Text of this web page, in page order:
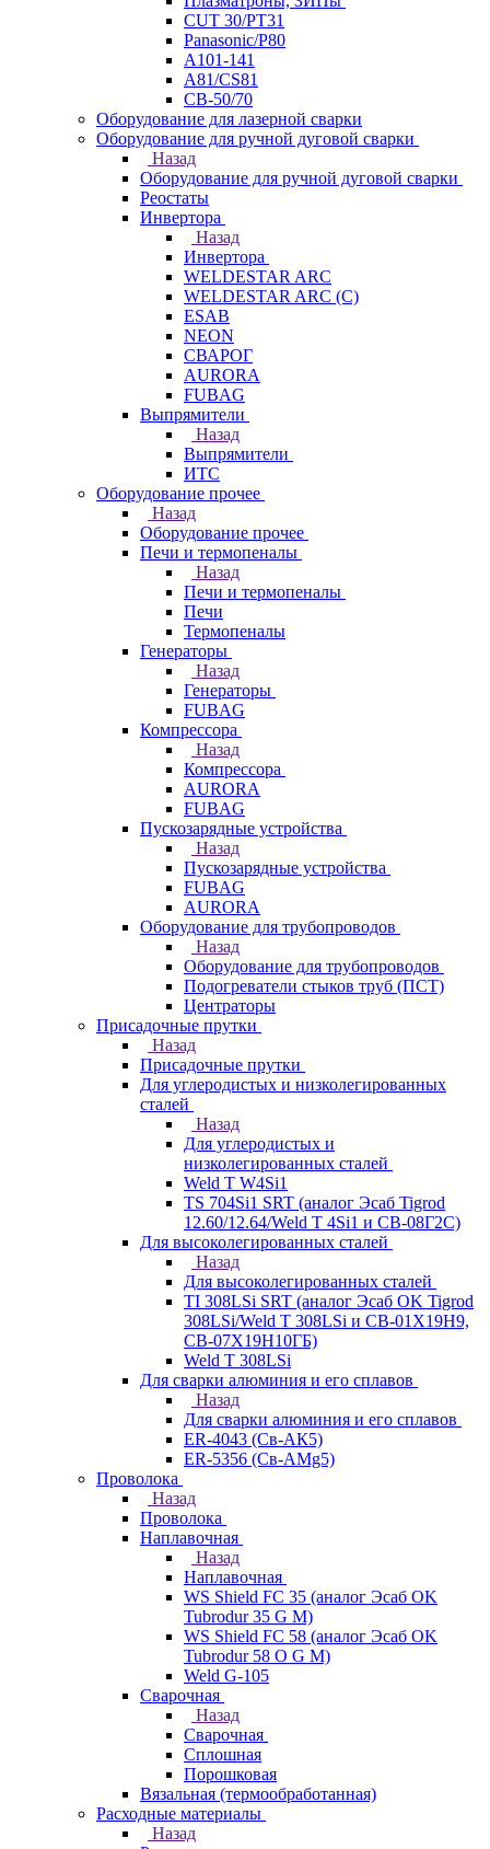
CUT 30/PT31
Panasonic/P80
А101-141
А81/CS81
СВ-50/70
Оборудование для лазерной сварки
Оборудование для ручной дуговой сварки
Назад
Оборудование для ручной дуговой сварки
Реостаты
Инвертора
Назад
Инвертора
WELDESTAR ARC
WELDESTAR ARC (С)
ESAB
NEON
СВАРОГ
AURORA
FUBAG
Выпрямители
Назад
Выпрямители
ИТС
Оборудование прочее
Назад
Оборудование прочее
Печи и термопеналы
Назад
Печи и термопеналы
Печи
Термопеналы
Генераторы
Назад
Генераторы
FUBAG
Компрессора
Назад
Компрессора
AURORA
FUBAG
Пускозарядные устройства
Назад
Пускозарядные устройства
FUBAG
AURORA
Оборудование для трубопроводов
Назад
Оборудование для трубопроводов
Подогреватели стыков труб (ПСТ)
Центраторы
Присадочные прутки
Назад
Присадочные прутки
Для углеродистых и низколегированных
сталей
Назад
Для углеродистых и
низколегированных сталей
Weld T W4Si1
TS 704Si1 SRT (аналог Эсаб Tigrod
12.60/12.64/Weld T 4Si1 и СВ-08Г2С)
Для высоколегированных сталей
Назад
Для высоколегированных сталей
TI 308LSi SRT (аналог Эсаб OK Tigrod
308LSi/Weld T 308LSi и СВ-01Х19Н9,
СВ-07Х19Н10ГБ)
Weld T 308LSi
Для сварки алюминия и его сплавов
Назад
Для сварки алюминия и его сплавов
ER-4043 (Св-АК5)
ER-5356 (Св-АМg5)
Проволока
Назад
Проволока
Наплавочная
Назад
Наплавочная
WS Shield FC 35 (аналог Эсаб OK
Tubrodur 35 G M)
WS Shield FC 58 (аналог Эсаб OK
Tubrodur 58 O G M)
Weld G-105
Сварочная
Назад
Сварочная
Сплошная
Порошковая
Вязальная (термообработанная)
Расходные материалы
Назад